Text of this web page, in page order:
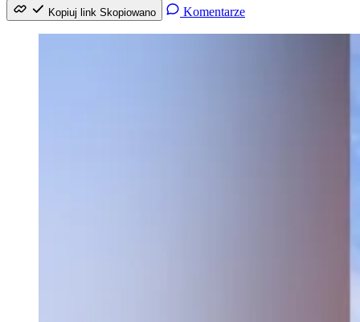
Kopiuj link Skopiowano Komentarze